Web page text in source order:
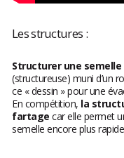
Les structures :
Structurer une semelle
(structureuse) muni d’un
ce « dessin » pour une
En compétition, la
fartage car elle permet
semelle encore plus